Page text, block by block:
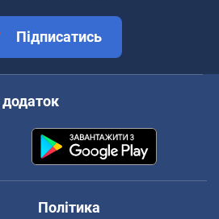
Підписатись
Політика